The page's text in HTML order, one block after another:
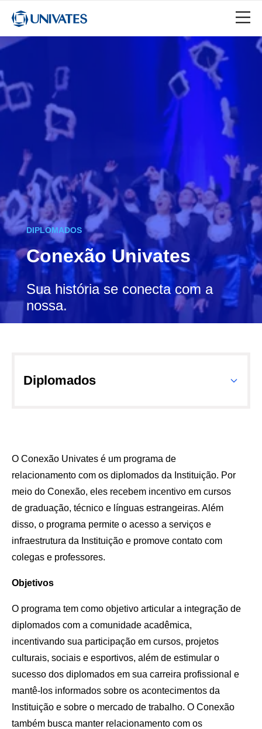
DIPLOMADOS
Conexão Univates
Sua história se conecta com a
nossa.
O Conexão Univates é um programa de
relacionamento com os diplomados da Instituição. Por
meio do Conexão, eles recebem incentivo em cursos
de graduação, técnico e línguas estrangeiras. Além
disso, o programa permite o acesso a serviços e
infraestrutura da Instituição e promove contato com
colegas e professores.
Objetivos
O programa tem como objetivo articular a integração de
diplomados com a comunidade acadêmica,
incentivando sua participação em cursos, projetos
culturais, sociais e esportivos, além de estimular o
sucesso dos diplomados em sua carreira profissional e
mantê-los informados sobre os acontecimentos da
Instituição e sobre o mercado de trabalho. O Conexão
também busca manter relacionamento com os
Diplomados